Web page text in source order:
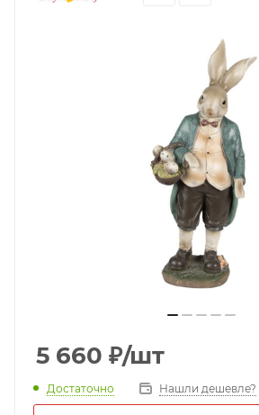
5 660 ₽/шт
Достаточно Нашли дешевле?